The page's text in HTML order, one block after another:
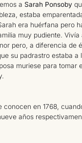
a Sarah Ponsoby
estaba
era huérfana pero
muy pudiente. Vivía
pero, a diferencia de
su padrastro estaba a
muriese para tomar
conocen en 1768,
años